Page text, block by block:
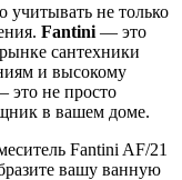
учитывать не только
Fantini — это
сантехники
и высокому
это не просто
в вашем доме.
Fantini AF/21
вашу ванную